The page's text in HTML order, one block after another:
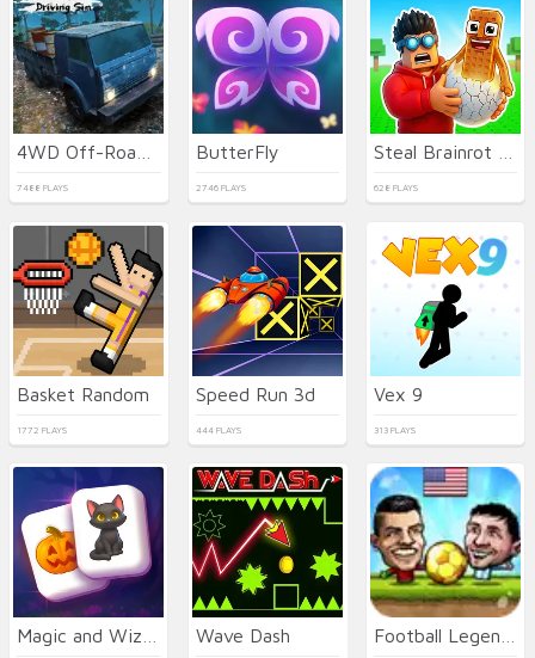
7488 PLAYS
ButterFly
2746 PLAYS 628 PLAYS
Basket Random
1772 PLAYS
Speed Run 3d
444 PLAYS
Vex 9
313 PLAYS
Wave Dash